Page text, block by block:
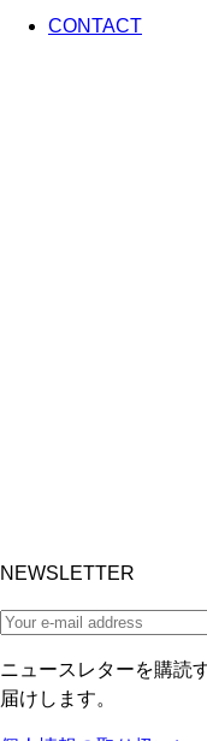
CONTACT
NEWSLETTER
ニュースレターを購読
届けします。